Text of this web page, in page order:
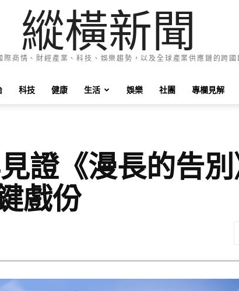
縱橫新聞
商情、財經產業、科技、娛樂趨勢，以及全球產業供應鏈的跨
科技 健康 生活 娛樂 社團 專欄見解
證《漫長的告
戲份